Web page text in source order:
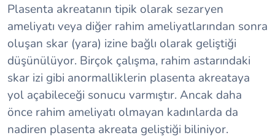
Plasenta akreatanın tipik olarak sezaryen
ameliyatı veya diğer rahim ameliyatlarından sonra
oluşan skar (yara) izine bağlı olarak geliştiği
düşünülüyor. Birçok çalışma, rahim astarındaki
skar izi gibi anormalliklerin plasenta akreataya
yol açabileceği sonucu varmıştır. Ancak daha
önce rahim ameliyatı olmayan kadınlarda da
nadiren plasenta akreata geliştiği biliniyor.